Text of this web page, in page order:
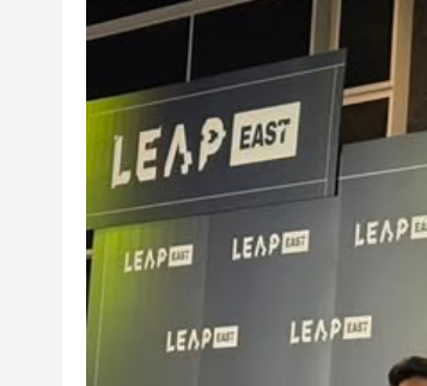
有片丨孕婦羊水破
東涌巴士撞電單車
有片丨清淡不等於